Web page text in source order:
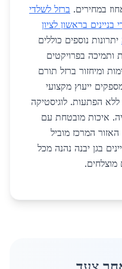
ברזל לשלדי
בניינים בראשון לציון
יתרונות נוספים כוללים
ותמיכה בפרויקטים
דגש על קיימות ומיחזור ברזל תורם
ייעוץ מקצועי
הפתעות. לוגיסטיקה
איכות מובטחת עם
המרכז מוביל
בגן יבנה נהנה מכל
מוצלחים.